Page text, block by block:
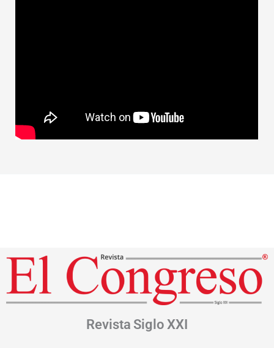
Revista Siglo XXI